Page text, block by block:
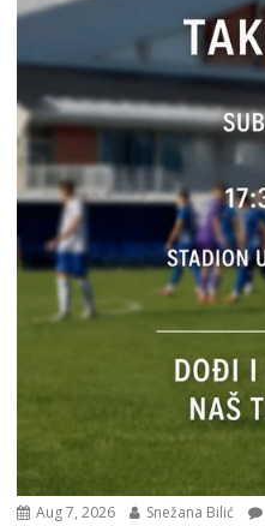
Aug 7, 2026 Snežana Bilić